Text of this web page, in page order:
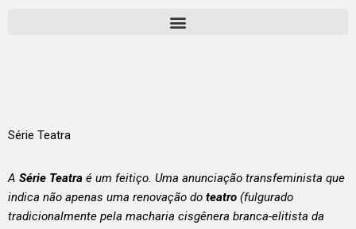
Série Teatra
A Série Teatra é um feitiço. Uma anunciação transfeminista que
indica não apenas uma renovação do teatro (fulgurado
tradicionalmente pela macharia cisgênera branca-elitista da